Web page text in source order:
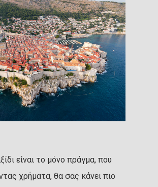
είναι το μόνο πράγμα, που
χρήματα, θα σας κάνει πιο